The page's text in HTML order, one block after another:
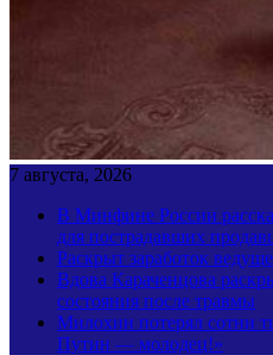
7 августа, 2026
В Минфине России
для пострадавших
Раскрыт заработок
Вдова Караченцова
состояния после травмы
Милохин потерял сотни
Путин — молодец!»